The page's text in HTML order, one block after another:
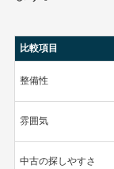
比較項目
整備性
雰囲気
中古の探しやすさ